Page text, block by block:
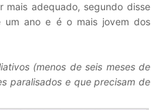
adequado, segundo disse
um ano e é o mais jovem dos
(menos de seis meses de
paralisados e que precisam de